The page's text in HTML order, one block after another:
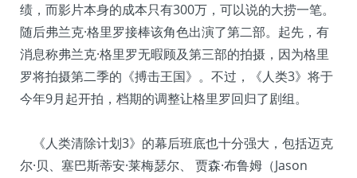
绩，而影片本身的成本只有300万，可以说的大捞一笔。
随后弗兰克·格里罗接棒该角色出演了第二部。起先，有
消息称弗兰克·格里罗无暇顾及第三部的拍摄，因为格里
罗将拍摄第二季的《搏击王国》。不过，《人类3》将于
今年9月起开拍，档期的调整让格里罗回归了剧组。
《人类清除计划3》的幕后班底也十分强大，包括迈克
尔·贝、塞巴斯蒂安·莱梅瑟尔、 贾森·布鲁姆（Jason